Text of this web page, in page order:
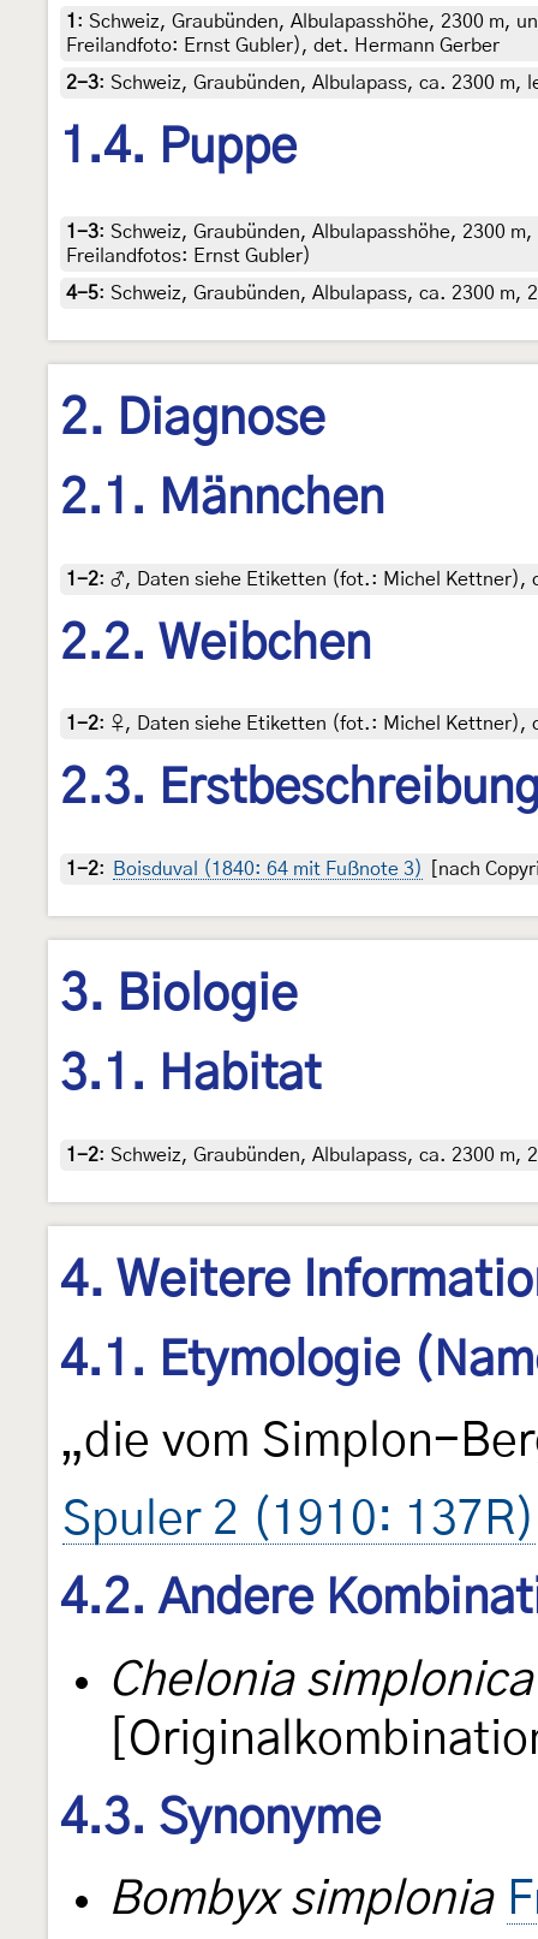
1 : Schweiz, Graubünden, Albulapasshöhe, 2300 m,
Freilandfoto: Ernst Gubler), det. Hermann Gerber
2-3: Schweiz, Graubünden, Albulapass, ca. 2300
1.4. Puppe
1-3: Schweiz, Graubünden, Albulapasshöhe, 2300
Freilandfotos: Ernst Gubler)
4-5: Schweiz, Graubünden, Albulapass, ca. 2300
2. Diagnose
2.1. Männchen
1-2: ♂, Daten siehe Etiketten (fot.: Michel Kettner),
2.2. Weibchen
1-2: ♀, Daten siehe Etiketten (fot.: Michel Kettner),
2.3.
1-2: Boisduval (1840: 64 mit Fußnote 3) [nach
3. Biologie
3.1. Habitat
1-2: Schweiz, Graubünden, Albulapass, ca. 2300
4. Weitere
4.1. Etymologie
„die vom Simplon-
Spuler 2 (1910: 137R)
4.2. Andere
Chelonia simplonica
4.3. Synonyme
Bombyx simplonia